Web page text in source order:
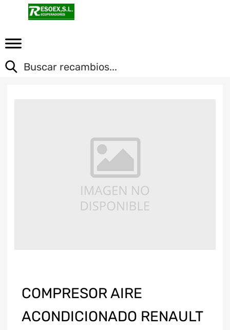
COMPRESOR AIRE
ACONDICIONADO RENAULT